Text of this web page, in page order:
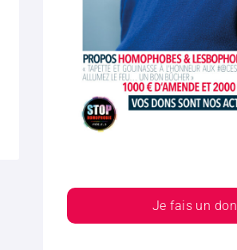
Je fais un don